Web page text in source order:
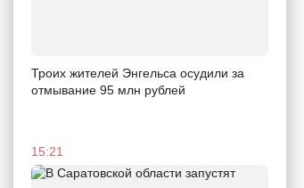
Троих жителей Энгельса осудили за
отмывание 95 млн рублей
15:21